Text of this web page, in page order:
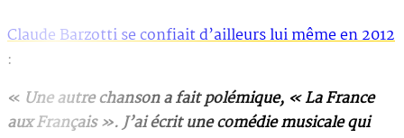
Claude Barzotti se confiait d’ailleurs lui même en 2012
:
« Une autre chanson a fait polémique, « La France
aux Français ». J’ai écrit une comédie musicale qui